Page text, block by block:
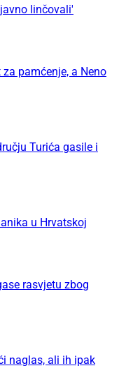
linčovali'
pamćenje, a Neno
Turića gasile i
u Hrvatskoj
rasvjetu zbog
naglas, ali ih ipak